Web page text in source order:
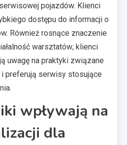
pojazdów. Klienci
dostępu do informacji o
Również rosnące znaczenie
warsztatów; klienci
uwagę na praktyki związane
preferują serwisy stosujące
wpływają na
dla